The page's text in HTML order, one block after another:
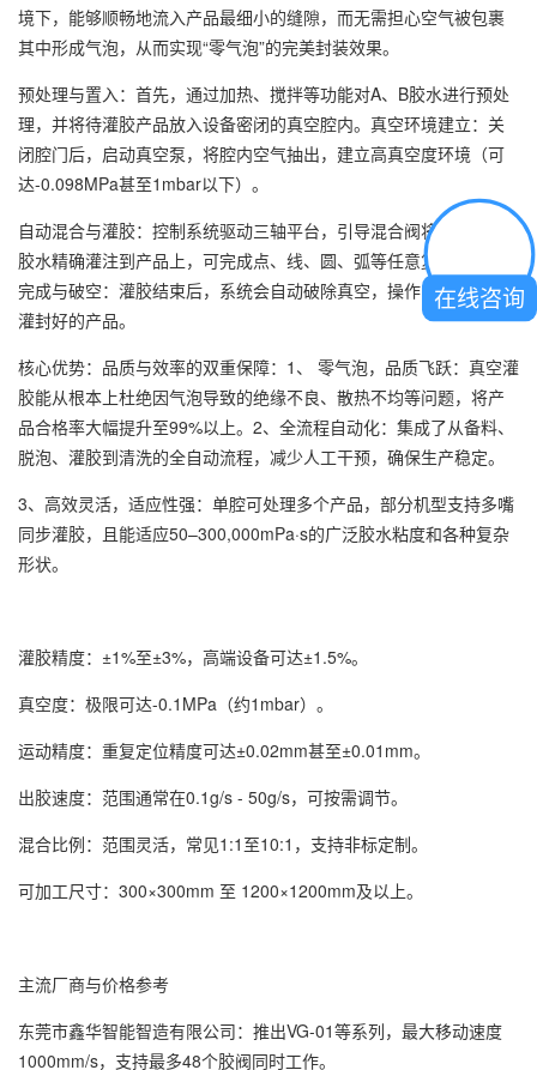
境下，能够顺畅地流入产品最细小的缝隙，而无需担心空气被包裹
其中形成气泡，从而实现“零气泡”的完美封装效果。
预处理与置入：首先，通过加热、搅拌等功能对A、B胶水进行预处
理，并将待灌胶产品放入设备密闭的真空腔内。真空环境建立：关
闭腔门后，启动真空泵，将腔内空气抽出，建立高真空度环境（可
达-0.098MPa甚至1mbar以下）。
自动混合与灌胶：控制系统驱动三轴平台，引导混合阀将已脱泡的
胶水精确灌注到产品上，可完成点、线、圆、弧等任意复杂路径。
完成与破空：灌胶结束后，系统会自动破除真空，操作员即可取出
灌封好的产品。
核心优势：品质与效率的双重保障：1、 零气泡，品质飞跃：真空灌
胶能从根本上杜绝因气泡导致的绝缘不良、散热不均等问题，将产
品合格率大幅提升至99%以上。2、全流程自动化：集成了从备料、
脱泡、灌胶到清洗的全自动流程，减少人工干预，确保生产稳定。
3、高效灵活，适应性强：单腔可处理多个产品，部分机型支持多嘴
同步灌胶，且能适应50–300,000mPa·s的广泛胶水粘度和各种复杂
形状。
灌胶精度：±1%至±3%，高端设备可达±1.5%。
真空度：极限可达-0.1MPa（约1mbar）。
运动精度：重复定位精度可达±0.02mm甚至±0.01mm。
出胶速度：范围通常在0.1g/s - 50g/s，可按需调节。
混合比例：范围灵活，常见1:1至10:1，支持非标定制。
可加工尺寸：300×300mm 至 1200×1200mm及以上。
主流厂商与价格参考
东莞市鑫华智能智造有限公司：推出VG-01等系列，最大移动速度
1000mm/s，支持最多48个胶阀同时工作。
在线咨询